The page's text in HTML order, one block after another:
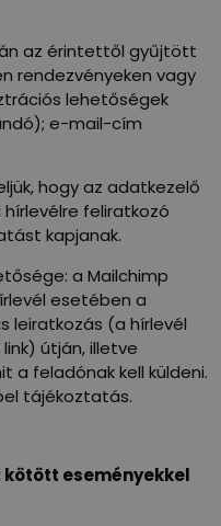
az érintettől gyűjtött
rendezvényeken vagy
lehetőségek
e-mail-cím
hogy az adatkezelő
feliratkozó
kapjanak.
a Mailchimp
esetében a
leiratkozás (a hírlevél
útján, illetve
a feladónak kell küldeni.
tájékoztatás.
kötött eseményekkel